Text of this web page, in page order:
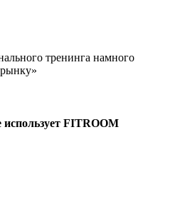
тренинга намного
FITROOM